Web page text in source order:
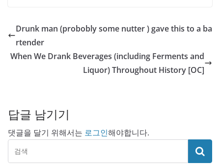
Drunk man (probobly some nutter ) gave this to a ba
rtender
When We Drank Beverages (including Ferments and
Liquor) Throughout History [OC]
답글 남기기
댓글을 달기 위해서는 로그인해야합니다.